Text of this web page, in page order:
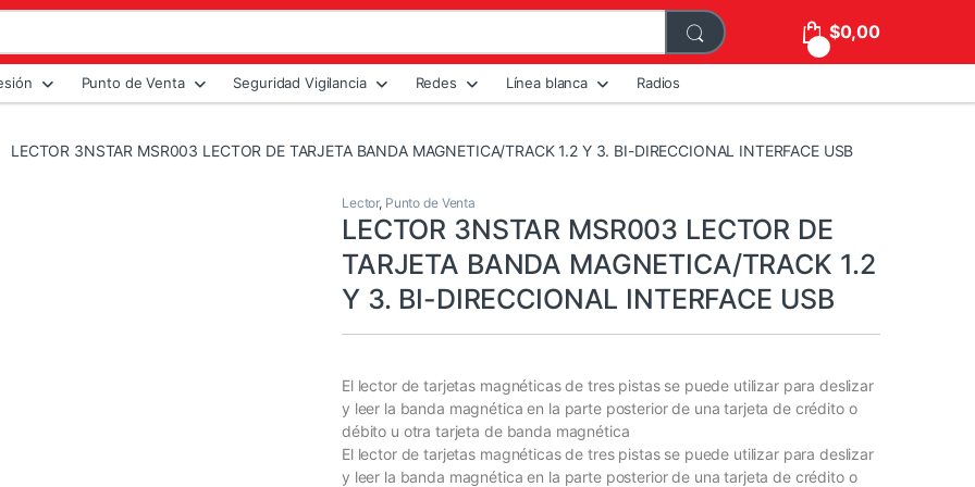
$0,00
Punto de Venta Seguridad Vigilancia Redes Línea blanca Radios
LECTOR 3NSTAR MSR003 LECTOR DE TARJETA BANDA MAGNETICA/TRACK 1.2 Y 3. BI-DIRECCIONAL INTERFACE USB
Lector, Punto de Venta
LECTOR 3NSTAR MSR003 LECTOR DE
TARJETA BANDA MAGNETICA/TRACK 1.2
Y 3. BI-DIRECCIONAL INTERFACE USB
El lector de tarjetas magnéticas de tres pistas se puede utilizar para deslizar
y leer la banda magnética en la parte posterior de una tarjeta de crédito o
débito u otra tarjeta de banda magnética
El lector de tarjetas magnéticas de tres pistas se puede utilizar para deslizar
y leer la banda magnética en la parte posterior de una tarjeta de crédito o